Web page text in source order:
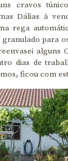
cravos
Dálias à
rega
para
alguns
dias de
ficou com